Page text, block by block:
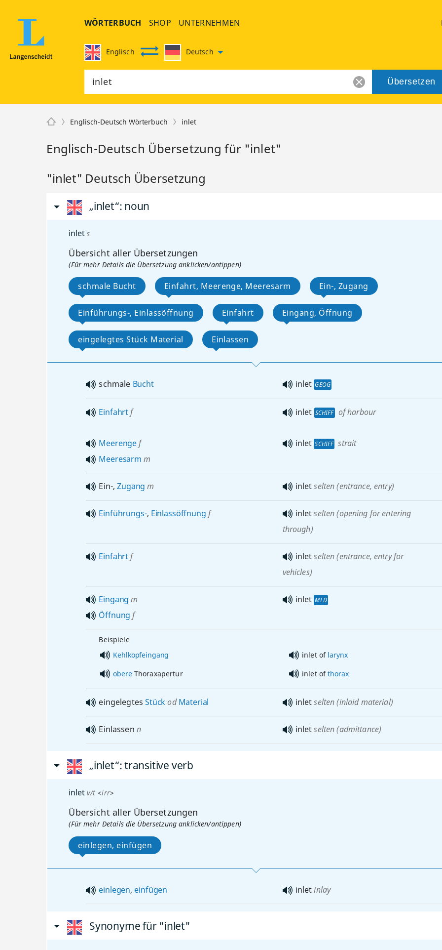
WÖRTERBUCH SHOP UNTERNEHMEN
Englisch Deutsch
Übersetzen
Englisch-Deutsch Wörterbuch inlet
Englisch-Deutsch Übersetzung für "inlet"
"inlet" Deutsch Übersetzung
„inlet“: noun
inlets
Übersicht aller Übersetzungen
(Für mehr Details die Übersetzung anklicken/antippen)
schmale Bucht Einfahrt, Meerenge, Meeresarm Ein-, Zugang
Einführungs-, Einlassöffnung Einfahrt Eingang, Öffnung
eingelegtes Stück Material Einlassen
schmale Bucht inlet GEOG
Einfahrtf inlet SCHIFF of harbour
Meerengef
Meeresarm m
inlet SCHIFF strait
Ein-,Zugang m inlet selten(entrance, entry)
Einführungs-, Einlassöffnung f inlet selten(opening for entering
through)
Einfahrtf inlet selten(entrance, entry for
vehicles)
Eingang m
Öffnung f
inlet MED
Beispiele
Kehlkopfeingang
inlet of larynx
obereThoraxapertur inlet ofthorax
eingelegtesStückodMaterial inlet selten(inlaid material)
Einlassen n inlet selten(admittance)
„inlet“: transitive verb
inletv/t <irr>
Übersicht aller Übersetzungen
(Für mehr Details die Übersetzung anklicken/antippen)
einlegen, einfügen
einlegen, einfügen inlet inlay
Synonyme für "inlet"